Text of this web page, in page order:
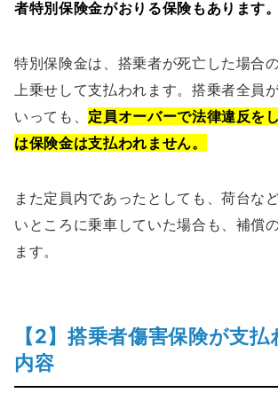
者特別保険金がおりる保険もあります。
特別保険金は、搭乗者が死亡した場合
上乗せして支払われます。搭乗者全員
いっても、 定員オーバーで法律違反を
は保険金は支払われません。
また定員内であったとしても、荷台な
いところに乗車していた場合も、補償
ます。
【2】搭乗者傷害保険が支
内容